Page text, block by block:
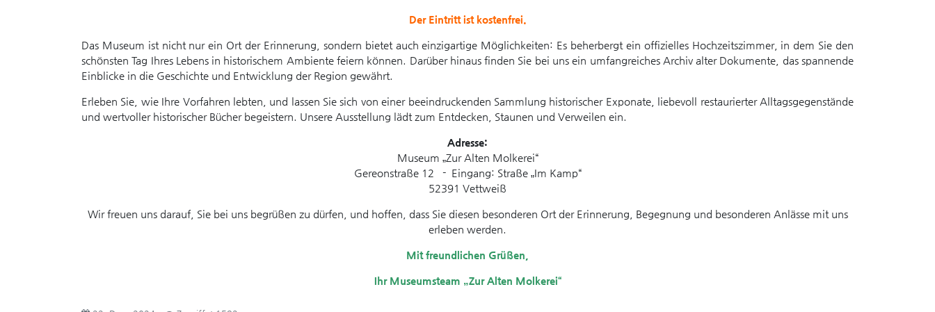
Der Eintritt ist kostenfrei.
Das Museum ist nicht nur ein Ort der Erinnerung, sondern bietet auch einzigartige Möglichkeiten: Es beherbergt ein offizielles Hochzeitszimmer, in dem Sie den
schönsten Tag Ihres Lebens in historischem Ambiente feiern können. Darüber hinaus finden Sie bei uns ein umfangreiches Archiv alter Dokumente, das spannende
Einblicke in die Geschichte und Entwicklung der Region gewährt.
Erleben Sie, wie Ihre Vorfahren lebten, und lassen Sie sich von einer beeindruckenden Sammlung historischer Exponate, liebevoll restaurierter Alltagsgegenstände
und wertvoller historischer Bücher begeistern. Unsere Ausstellung lädt zum Entdecken, Staunen und Verweilen ein.
Adresse:
Museum „Zur Alten Molkerei“
Gereonstraße 12 - Eingang: Straße „Im Kamp“
52391 Vettweiß
Wir freuen uns darauf, Sie bei uns begrüßen zu dürfen, und hoffen, dass Sie diesen besonderen Ort der Erinnerung, Begegnung und besonderen Anlässe mit uns
erleben werden.
Mit freundlichen Grüßen,
Ihr Museumsteam „Zur Alten Molkerei“